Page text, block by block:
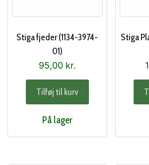
Stiga fjeder (1134-3974-
01)
95,00 kr.
Tilføj til kurv
På lager
Stiga